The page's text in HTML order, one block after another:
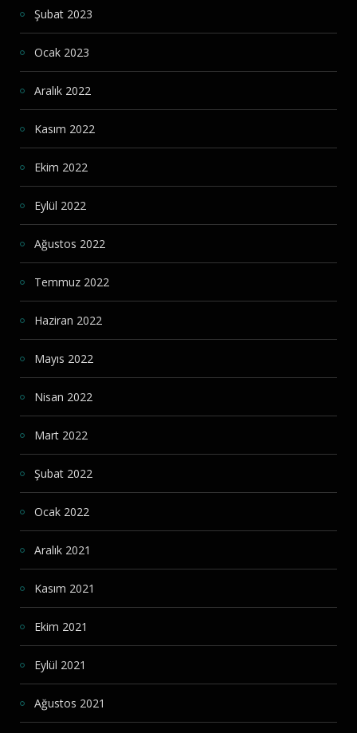
Şubat 2023
Ocak 2023
Aralık 2022
Kasım 2022
Ekim 2022
Eylül 2022
Ağustos 2022
Temmuz 2022
Haziran 2022
Mayıs 2022
Nisan 2022
Mart 2022
Şubat 2022
Ocak 2022
Aralık 2021
Kasım 2021
Ekim 2021
Eylül 2021
Ağustos 2021